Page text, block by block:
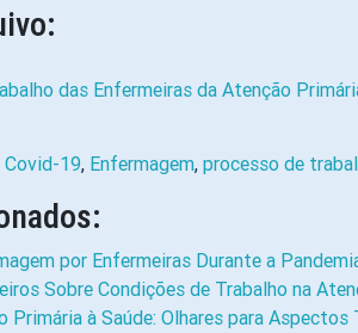
das Enfermeiras da Atenção
Covid-19, Enfermagem, processo de
por Enfermeiras Durante a
Sobre Condições de Trabalho na
Primária à Saúde: Olhares para